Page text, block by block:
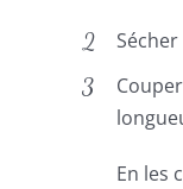
En les